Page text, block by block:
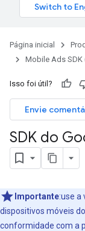
Página inicial
Mobile Ads
Isso foi útil?
Envie
SDK do
Importante:use a
dispositivos móveis
conformidade com a